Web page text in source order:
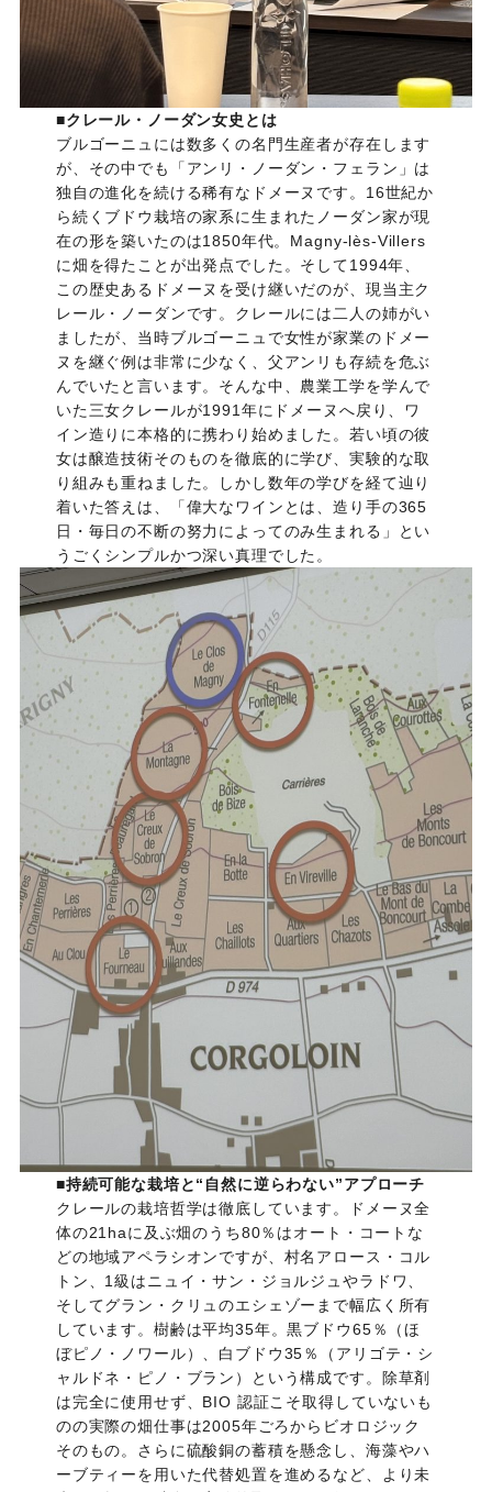
■クレール・ノーダン女史とは
ブルゴーニュには数多くの名門生産者が存在します
が、その中でも「アンリ・ノーダン・フェラン」は
独自の進化を続ける稀有なドメーヌです。16世紀か
ら続くブドウ栽培の家系に生まれたノーダン家が現
在の形を築いたのは1850年代。Magny-lès-Villers
に畑を得たことが出発点でした。そして1994年、
この歴史あるドメーヌを受け継いだのが、現当主ク
レール・ノーダンです。クレールには二人の姉がい
ましたが、当時ブルゴーニュで女性が家業のドメー
ヌを継ぐ例は非常に少なく、父アンリも存続を危ぶ
んでいたと言います。そんな中、農業工学を学んで
いた三女クレールが1991年にドメーヌへ戻り、ワ
イン造りに本格的に携わり始めました。若い頃の彼
女は醸造技術そのものを徹底的に学び、実験的な取
り組みも重ねました。しかし数年の学びを経て辿り
着いた答えは、「偉大なワインとは、造り手の365
日・毎日の不断の努力によってのみ生まれる」とい
うごくシンプルかつ深い真理でした。
■持続可能な栽培と“自然に逆らわない”アプローチ
クレールの栽培哲学は徹底しています。ドメーヌ全
体の21haに及ぶ畑のうち80％はオート・コートな
どの地域アペラシオンですが、村名アロース・コル
トン、1級はニュイ・サン・ジョルジュやラドワ、
そしてグラン・クリュのエシェゾーまで幅広く所有
しています。樹齢は平均35年。黒ブドウ65％（ほ
ぼピノ・ノワール）、白ブドウ35％（アリゴテ・シ
ャルドネ・ピノ・ブラン）という構成です。除草剤
は完全に使用せず、BIO 認証こそ取得していないも
のの実際の畑仕事は2005年ごろからビオロジック
そのもの。さらに硫酸銅の蓄積を懸念し、海藻やハ
ーブティーを用いた代替処置を進めるなど、より未